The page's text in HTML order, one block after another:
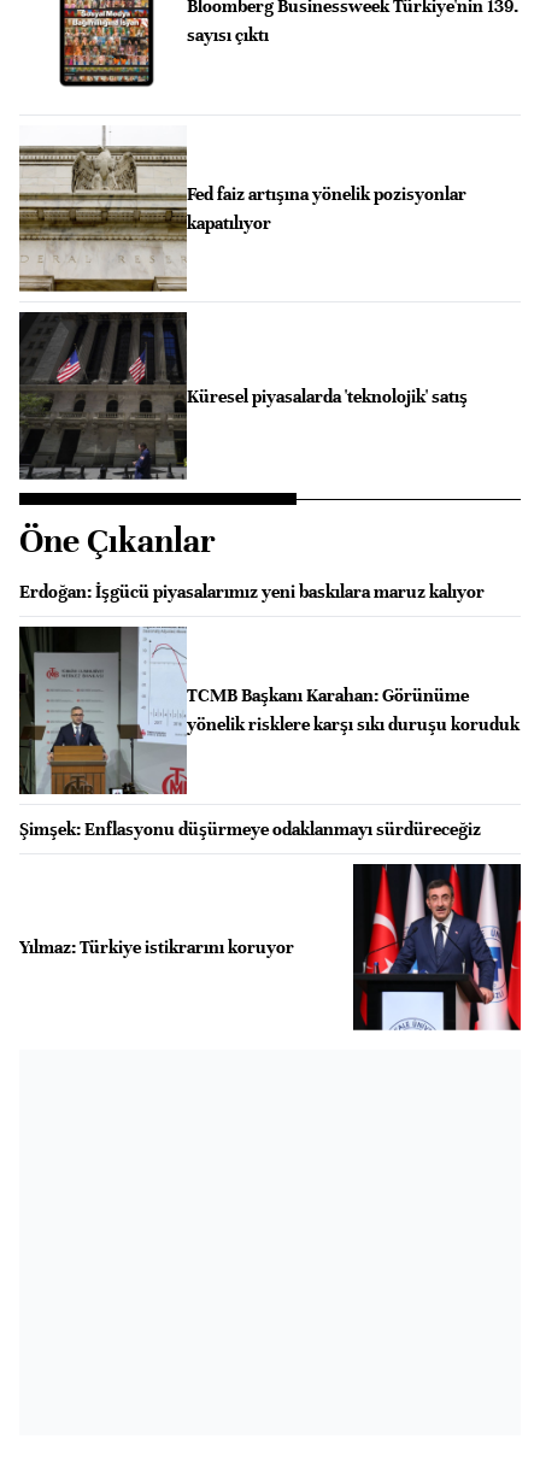
Bloomberg Businessweek Türkiye'nin 139.
sayısı çıktı
Fed faiz artışına yönelik pozisyonlar
kapatılıyor
Küresel piyasalarda 'teknolojik' satış
Öne Çıkanlar
Erdoğan: İşgücü piyasalarımız yeni baskılara maruz kalıyor
TCMB Başkanı Karahan: Görünüme
yönelik risklere karşı sıkı duruşu koruduk
Şimşek: Enflasyonu düşürmeye odaklanmayı sürdüreceğiz
Yılmaz: Türkiye istikrarını koruyor